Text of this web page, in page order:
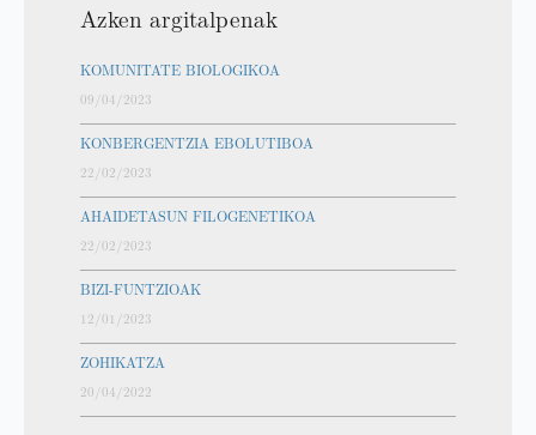
Azken argitalpenak
KOMUNITATE BIOLOGIKOA
09/04/2023
KONBERGENTZIA EBOLUTIBOA
22/02/2023
AHAIDETASUN FILOGENETIKOA
22/02/2023
BIZI-FUNTZIOAK
12/01/2023
ZOHIKATZA
20/04/2022